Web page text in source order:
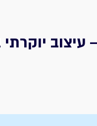
עיצוב